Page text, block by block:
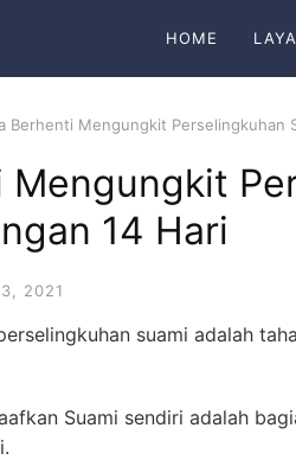
HOME
Berhenti Mengungkit Perselingkuhan
Mengungkit
14 Hari
2021
suami adalah
Suami sendiri adalah